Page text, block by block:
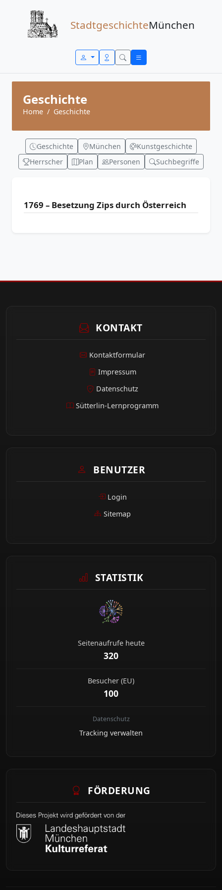
StadtgeschichteMünchen
Geschichte
Home Geschichte
Geschichte München
Kunstgeschichte
Herrscher
Plan Personen Suchbegriffe
1769 – Besetzung Zips durch Österreich
KONTAKT
Kontaktformular
Impressum
Datenschutz
Sütterlin-Lernprogramm
BENUTZER
Login
Sitemap
STATISTIK
Seitenaufrufe heute
320
Besucher (EU)
100
Datenschutz
Tracking verwalten
FÖRDERUNG